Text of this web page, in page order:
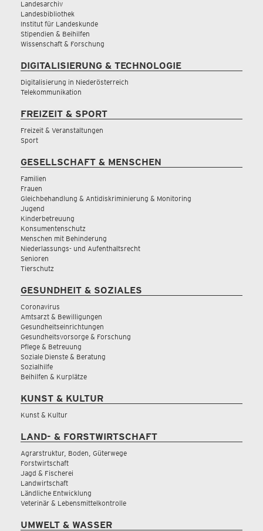
Landesarchiv
Landesbibliothek
Institut für Landeskunde
Stipendien & Beihilfen
Wissenschaft & Forschung
DIGITALISIERUNG & TECHNOLOGIE
Digitalisierung in Niederösterreich
Telekommunikation
FREIZEIT & SPORT
Freizeit & Veranstaltungen
Sport
GESELLSCHAFT & MENSCHEN
Familien
Frauen
Gleichbehandlung & Antidiskriminierung & Monitoring
Jugend
Kinderbetreuung
Konsumentenschutz
Menschen mit Behinderung
Niederlassungs- und Aufenthaltsrecht
Senioren
Tierschutz
GESUNDHEIT & SOZIALES
Coronavirus
Amtsarzt & Bewilligungen
Gesundheitseinrichtungen
Gesundheitsvorsorge & Forschung
Pflege & Betreuung
Soziale Dienste & Beratung
Sozialhilfe
Beihilfen & Kurplätze
KUNST & KULTUR
Kunst & Kultur
LAND- & FORSTWIRTSCHAFT
Agrarstruktur, Boden, Güterwege
Forstwirtschaft
Jagd & Fischerei
Landwirtschaft
Ländliche Entwicklung
Veterinär & Lebensmittelkontrolle
UMWELT & WASSER